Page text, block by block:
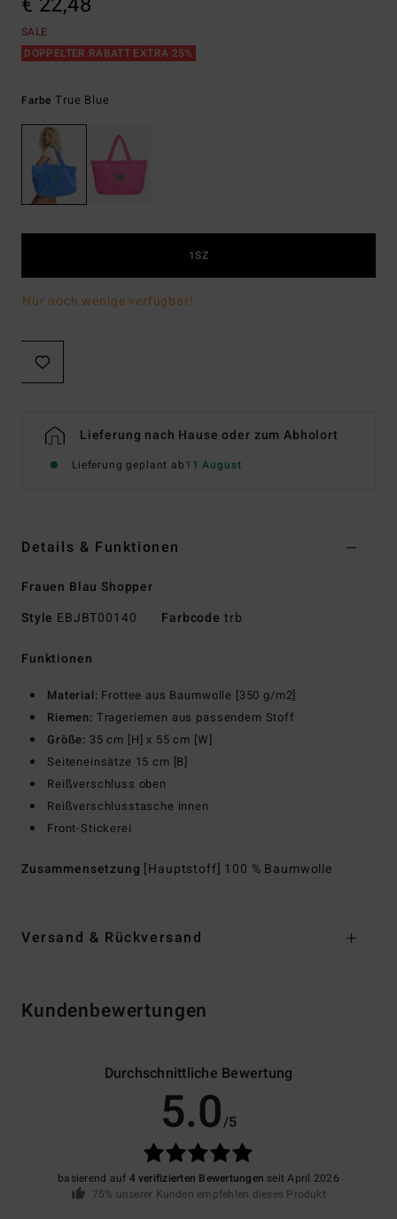
SALE
DOPPELTER RABATT EXTRA 25%
FarbeTrue Blue
1SZ
Nur noch wenige verfügbar!
Lieferung nach Hause oder zum Abholort
Lieferung geplant ab11 August
Details & Funktionen
Frauen Blau Shopper
Style EBJBT00140 Farbcode trb
Funktionen
Material: Frottee aus Baumwolle [350 g/m2]
Riemen: Trageriemen aus passendem Stoff
Größe: 35 cm [H] x 55 cm [W]
Seiteneinsätze 15 cm [B]
Reißverschluss oben
Reißverschlusstasche innen
Front-Stickerei
Zusammensetzung [Hauptstoff] 100 % Baumwolle
Versand & Rückversand
Kundenbewertungen
Durchschnittliche Bewertung
5.0/5
basierend auf 4 verifizierten Bewertungen seit April 2026
75% unserer Kunden empfehlen dieses Produkt